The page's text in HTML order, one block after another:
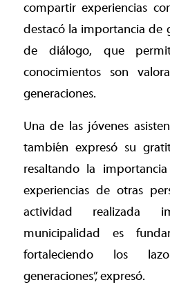
compartir experiencias
destacó la importancia de
de diálogo, que
conocimientos son
generaciones.
Una de las jóvenes
también expresó su
resaltando la
experiencias de otras
actividad realizada
municipalidad es
fortaleciendo los
generaciones”, expresó.